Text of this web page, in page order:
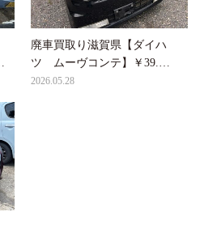
廃車買取り滋賀県【ダイハ
ツ ムーヴコンテ】￥39.…
2026.05.28